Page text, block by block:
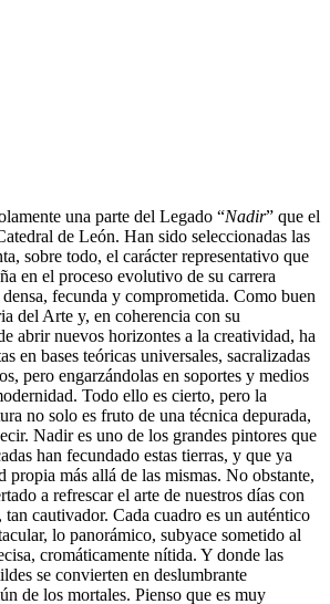
una parte del Legado “Nadir” que el
de León. Han sido seleccionadas las
sobre todo, el carácter representativo que
en el proceso evolutivo de su carrera
fecunda y comprometida. Como buen
del Arte y, en coherencia con su
abrir nuevos horizontes a la creatividad, ha
en bases teóricas universales, sacralizadas
pero engarzándolas en soportes y medios
Todo ello es cierto, pero la
no solo es fruto de una técnica depurada,
Nadir es uno de los grandes pintores que
han fecundado estas tierras, y que ya
propia más allá de las mismas. No obstante,
a refrescar el arte de nuestros días con
cautivador. Cada cuadro es un auténtico
lo panorámico, subyace sometido al
cromáticamente nítida. Y donde las
se convierten en deslumbrante
de los mortales. Pienso que es muy